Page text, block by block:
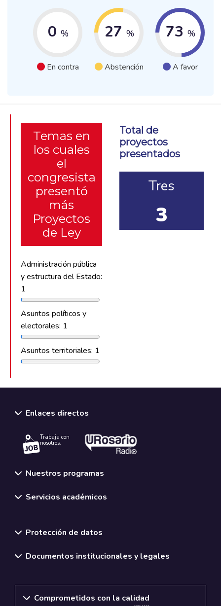
0 %
En contra
27 %
Abstención
73 %
A favor
Temas en
los cuales
el
congresista
presentó
más
Proyectos
de Ley
Administración pública
y estructura del Estado:
1
Asuntos políticos y
electorales: 1
Asuntos territoriales: 1
Total de
proyectos
presentados
Tres
3
Enlaces directos
Trabaja con
nosotros.
Nuestros programas
Servicios académicos
Protección de datos
Documentos institucionales y legales
Comprometidos con la calidad